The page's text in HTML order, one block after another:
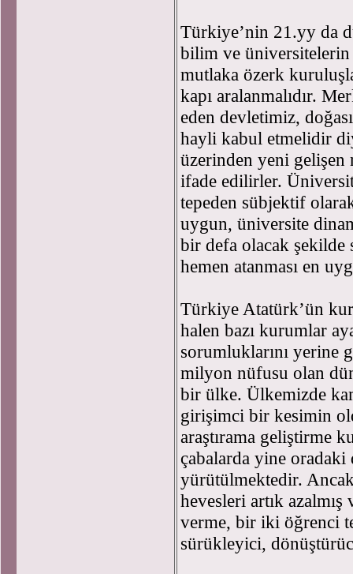
Türkiye’nin 21.yy da
bilim ve
mutlaka özerk
kapı aralanmalıdır.
eden devletimiz,
hayli kabul etmelidir
üzerinden yeni gelişen
ifade edilirler.
tepeden sübjektif
uygun, üniversite
bir defa olacak şekilde
hemen atanması en
Türkiye Atatürk’ün
halen bazı kurumlar
sorumluklarını yerine
milyon nüfusu olan
bir ülke. Ülkemizde
girişimci bir kesimin
araştırama geliştirme
çabalarda yine oradaki
yürütülmektedir.
hevesleri artık
verme, bir iki öğrenci
sürükleyici,